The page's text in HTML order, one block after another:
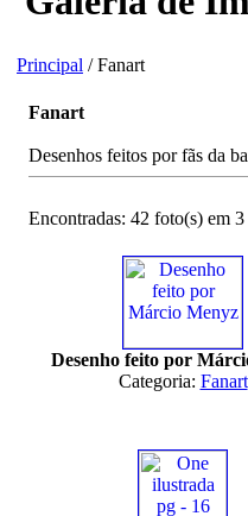
Principal / Fanart
Fanart
Desenhos feitos por fãs da
Encontradas: 42 foto(s) em
Desenho feito por
Categoria: Fanart